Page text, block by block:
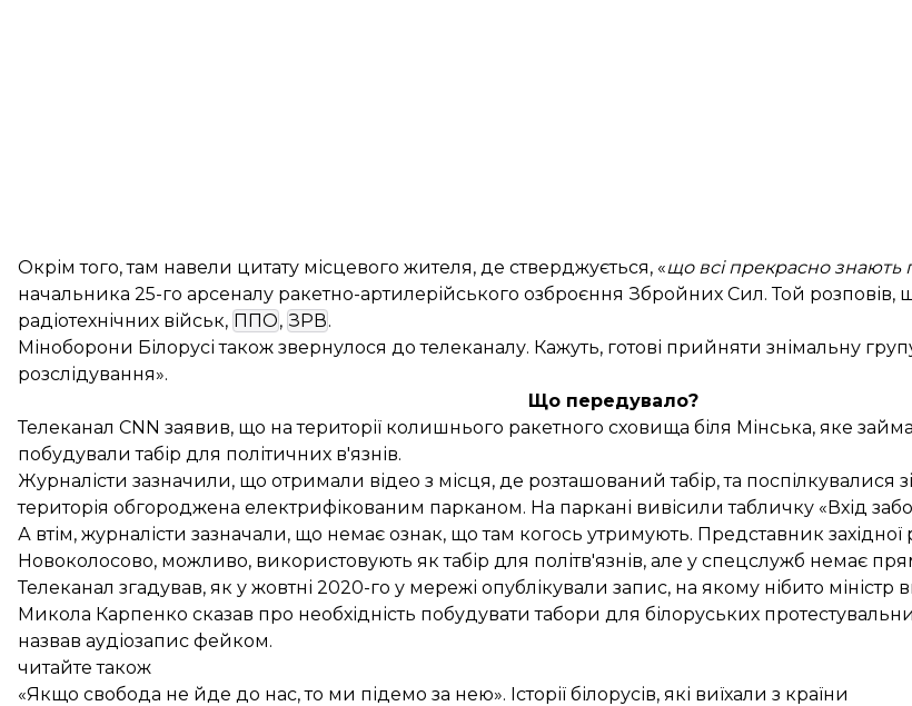
Окрім того, там навели цитату місцевого жителя, де стверджується, «що всі прекрасно знають
начальника 25-го арсеналу ракетно-артилерійського озброєння Збройних Сил. Той розповів,
радіотехнічних військ, ППО, ЗРВ.
Міноборони Білорусі також звернулося до телеканалу. Кажуть, готові прийняти знімальну
розслідування».
Що передувало?
Телеканал CNN заявив, що на території колишнього ракетного сховища біля Мінська, яке
побудували табір для політичних в'язнів.
Журналісти зазначили, що отримали відео з місця, де розташований табір, та поспілкувалися
територія обгороджена електрифікованим парканом. На паркані вивісили табличку «Вхід
А втім, журналісти зазначали, що немає ознак, що там когось утримують. Представник
Новоколосово, можливо, використовують як табір для політв'язнів, але у спецслужб немає
Телеканал згадував, як у жовтні 2020-го у мережі опублікували запис, на якому нібито міністр
Микола Карпенко сказав про необхідність побудувати табори для білоруських
назвав аудіозапис фейком.
читайте також
«Якщо свобода не йде до нас, то ми підемо за нею». Історії білорусів, які виїхали з країни